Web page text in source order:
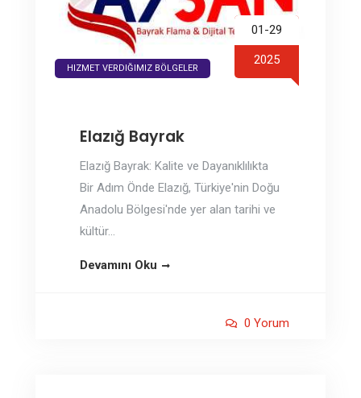
HIZMET VERDIĞIMIZ BÖLGELER
01-29
2025
Elazığ Bayrak
Elazığ Bayrak: Kalite ve Dayanıklılıkta
Bir Adım Önde Elazığ, Türkiye'nin Doğu
Anadolu Bölgesi'nde yer alan tarihi ve
kültür...
Devamını Oku
0 Yorum